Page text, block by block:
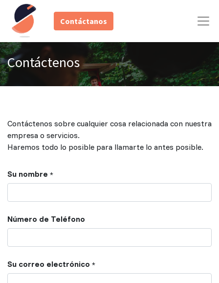
Contáctanos
Contáctenos
Contáctenos sobre cualquier cosa relacionada con nuestra
empresa o servicios.
Haremos todo lo posible para llamarte lo antes posible.
Su nombre *
Número de Teléfono
Su correo electrónico *